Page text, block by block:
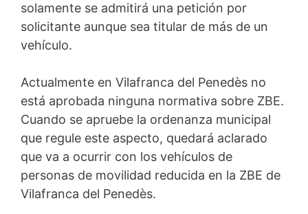
solamente se admitirá una petición por
solicitante aunque sea titular de más de un
vehículo.
Actualmente en Vilafranca del Penedès no
está aprobada ninguna normativa sobre ZBE.
Cuando se apruebe la ordenanza municipal
que regule este aspecto, quedará aclarado
que va a ocurrir con los vehículos de
personas de movilidad reducida en la ZBE de
Vilafranca del Penedès.